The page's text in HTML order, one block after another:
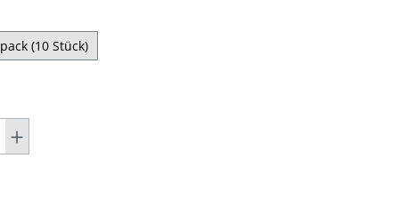
verfügbar.)
(10 Stück)